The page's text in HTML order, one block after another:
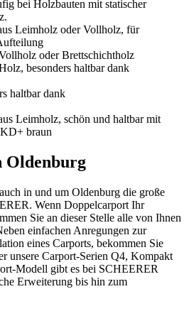
Oldenburg
in und um Oldenburg die große
Wenn Doppelcarport Ihr
Sie an dieser Stelle alle von Ihnen
einfachen Anregungen zur
eines Carports, bekommen Sie
unsere Carport-Serien Q4, Kompakt
Modell gibt es bei SCHEERER
Erweiterung bis hin zum